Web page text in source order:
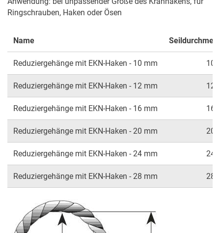
Ringschrauben, Haken oder Ösen
Name
Reduziergehänge mit EKN-Haken - 10 mm 10
Reduziergehänge mit EKN-Haken - 12 mm 12
Reduziergehänge mit EKN-Haken - 16 mm 16
Reduziergehänge mit EKN-Haken - 20 mm 20
Reduziergehänge mit EKN-Haken - 24 mm 24
Reduziergehänge mit EKN-Haken - 28 mm 28